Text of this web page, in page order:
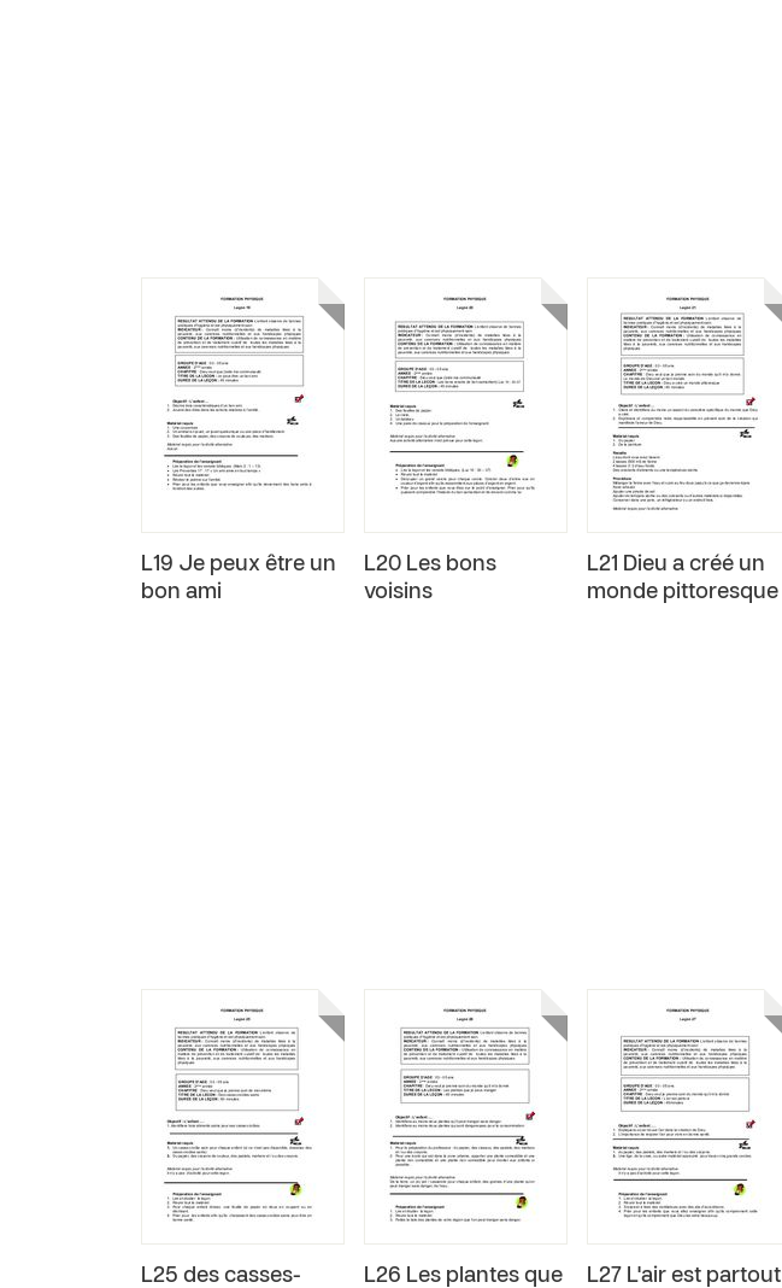
L19 Je peux être un
bon ami
L20 Les bons
voisins
L21 Dieu a créé un
monde pittoresque
L25 des casses- L26 Les plantes que L27 L'air est partout